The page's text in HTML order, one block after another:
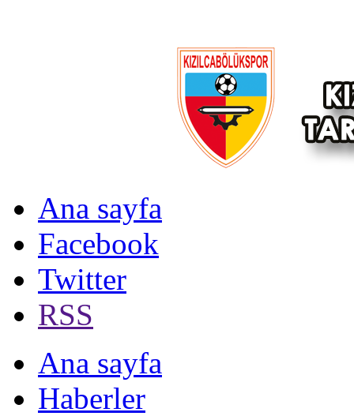
Ana sayfa
Facebook
Twitter
RSS
Ana sayfa
Haberler